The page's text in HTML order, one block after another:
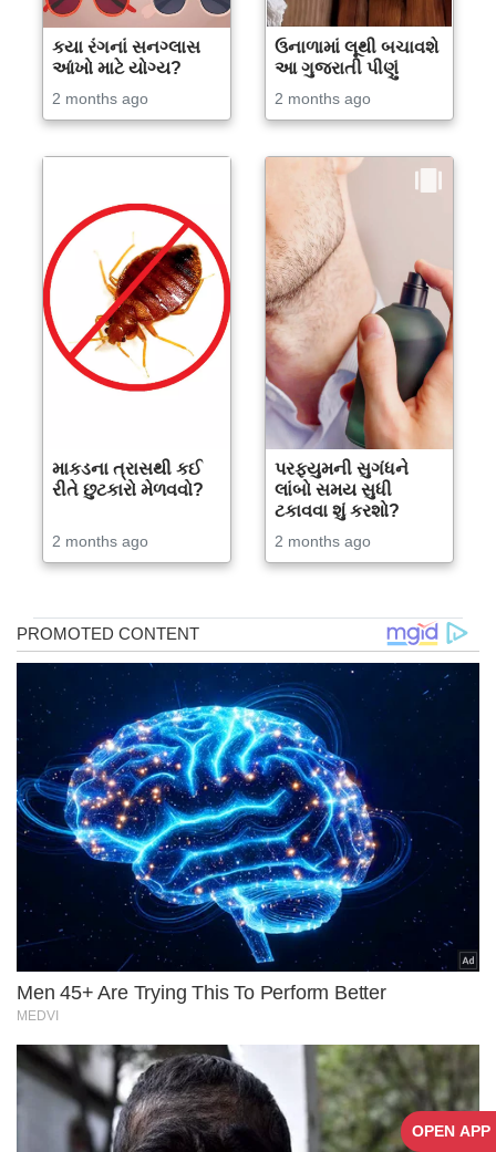
OPEN APP
કયા રંગનાં સનગ્લાસ
આંખો માટે યોગ્ય?
2 months ago
ઉનાળામાં લૂથી બચાવશે
આ ગુજરાતી પીણું
2 months ago
માકડના ત્રાસથી કઈ
રીતે છુટકારો મેળવવો?
2 months ago
પરફ્યુમની સુગંધને
લાંબો સમય સુધી
ટકાવવા શું કરશો?
2 months ago